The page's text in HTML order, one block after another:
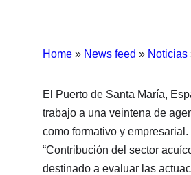
Home » News feed » Noticias
El Puerto de Santa María,
trabajo a una veintena de
como formativo y
“Contribución del sector
destinado a evaluar las